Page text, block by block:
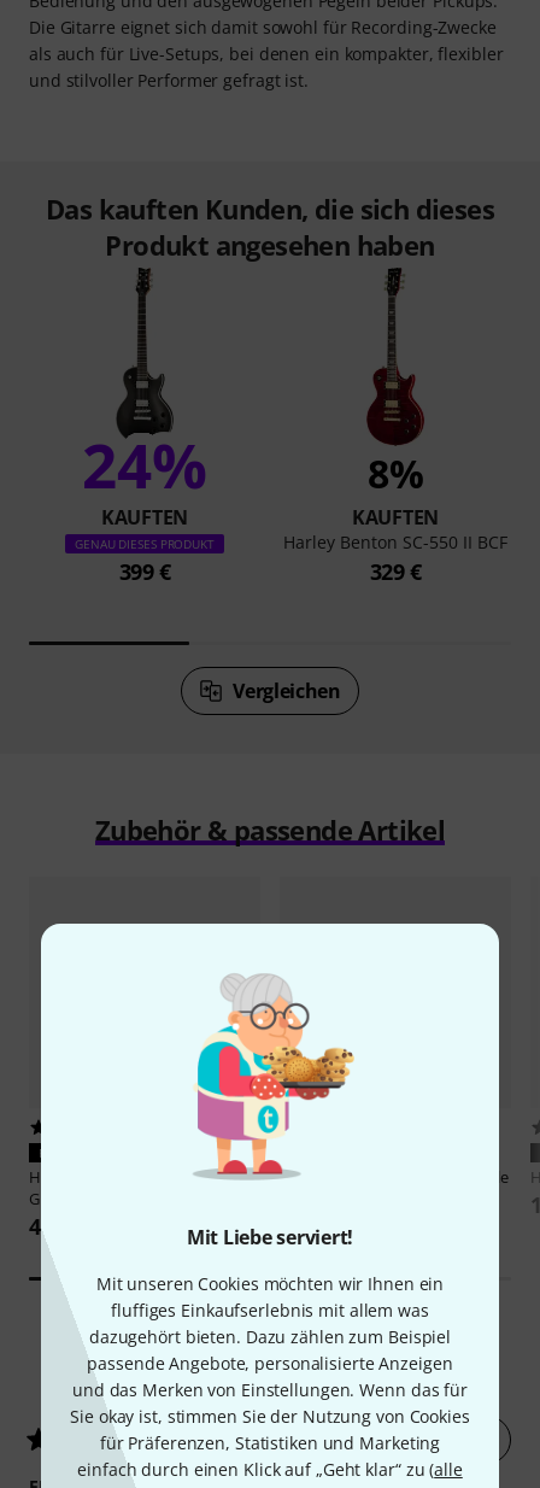
Mit Liebe serviert!
Mit unseren Cookies möchten wir Ihnen ein
fluffiges Einkaufserlebnis mit allem was
dazugehört bieten. Dazu zählen zum Beispiel
passende Angebote, personalisierte Anzeigen
und das Merken von Einstellungen. Wenn das für
Sie okay ist, stimmen Sie der Nutzung von Cookies
für Präferenzen, Statistiken und Marketing
einfach durch einen Klick auf „Geht klar“ zu (alle
Über Harley Benton
Seit 1998 bedient die Marke Harley Benton die Bedürfnisse
Menge Verstärker, Lautsprecher, Effektpedale und weiteres
Zubehör an. Insgesamt umfasst die Palette über 1.500
Produkte. Gefertigt von etablierten Herstellern, überzeugen
alle Artikel von Harley Benton durch Qualität,
die ständige Erweiterung des Portfolios bietet Harley Benton
so stets neue und innovative Produkte für den
musikalischen Alltag.
Workhorse für Proberaum, Studio
und Bühne
Ob beim Homerecording, auf der Bühne oder im
Proberaum: Die Agufish STD Signature BK zeigt sich in
vielen Szenarien als zuverlässiger Begleiter mit klar
umrissener Stärke. Ihr Fokus liegt auf modernen Genres wie
Metal, Progressive Rock, Djent oder Alternative, wo sie mit
definiertem Attack und ausgewogenem Tonbild überzeugt.